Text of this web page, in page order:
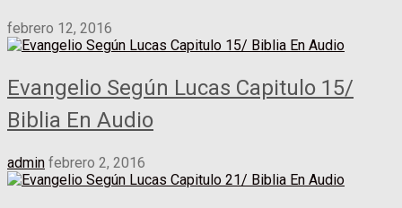
febrero 12, 2016
Evangelio Según Lucas Capitulo 15/
Biblia En Audio
admin febrero 2, 2016